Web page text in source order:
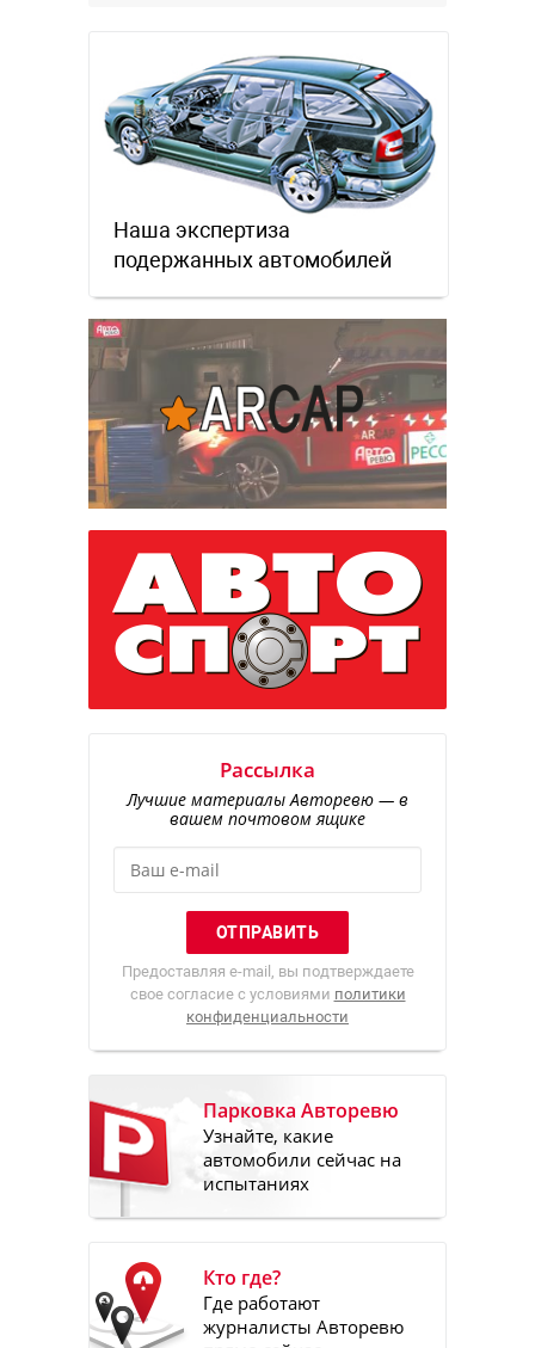
Наша экспертиза
подержанных автомобилей
Рассылка
Лучшие материалы Авторевю — в
вашем почтовом ящике
Предоставляя e-mail, вы подтверждаете
свое согласие с условиями политики
конфиденциальности
Парковка Авторевю
Узнайте, какие
автомобили сейчас на
испытаниях
Кто где?
Где работают
журналисты Авторевю